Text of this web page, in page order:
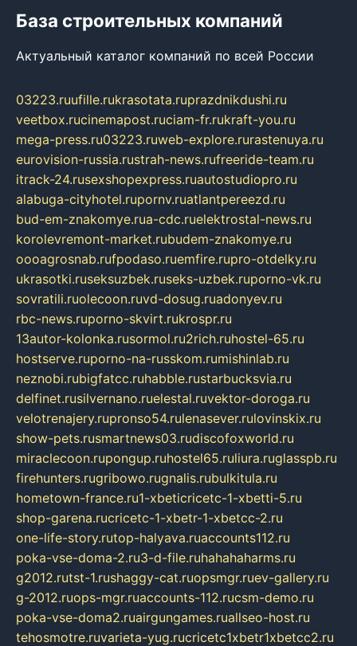
База строительных компаний
Актуальный каталог компаний по всей России
03223.ruufille.rukrasotata.ruprazdnikdushi.ru
veetbox.rucinemapost.ruciam-fr.rukraft-you.ru
mega-press.ru03223.ruweb-explore.rurastenuya.ru
eurovision-russia.rustrah-news.rufreeride-team.ru
itrack-24.rusexshopexpress.ruautostudiopro.ru
alabuga-cityhotel.rupornv.ruatlantpereezd.ru
bud-em-znakomye.rua-cdc.ruelektrostal-news.ru
korolevremont-market.rubudem-znakomye.ru
oooagrosnab.rufpodaso.ruemfire.rupro-otdelky.ru
ukrasotki.ruseksuzbek.ruseks-uzbek.ruporno-vk.ru
sovratili.ruolecoon.ruvd-dosug.ruadonyev.ru
rbc-news.ruporno-skvirt.rukrospr.ru
13autor-kolonka.rusormol.ru2rich.ruhostel-65.ru
hostserve.ruporno-na-russkom.rumishinlab.ru
neznobi.rubigfatcc.ruhabble.rustarbucksvia.ru
delfinet.rusilvernano.ruelestal.ruvektor-doroga.ru
velotrenajery.rupronso54.rulenasever.rulovinskix.ru
show-pets.rusmartnews03.rudiscofoxworld.ru
miraclecoon.rupongup.ruhostel65.ruliura.ruglasspb.ru
firehunters.rugribowo.rugnalis.rubulkitula.ru
hometown-france.ru1-xbeticricetc-1-xbetti-5.ru
shop-garena.rucricetc-1-xbetr-1-xbetcc-2.ru
one-life-story.rutop-halyava.ruaccounts112.ru
poka-vse-doma-2.ru3-d-file.ruhahahaharms.ru
g2012.rutst-1.rushaggy-cat.ruopsmgr.ruev-gallery.ru
g-2012.ruops-mgr.ruaccounts-112.rucsm-demo.ru
poka-vse-doma2.ruairgungames.ruallseo-host.ru
tehosmotre.ruvarieta-yug.rucricetc1xbetr1xbetcc2.ru